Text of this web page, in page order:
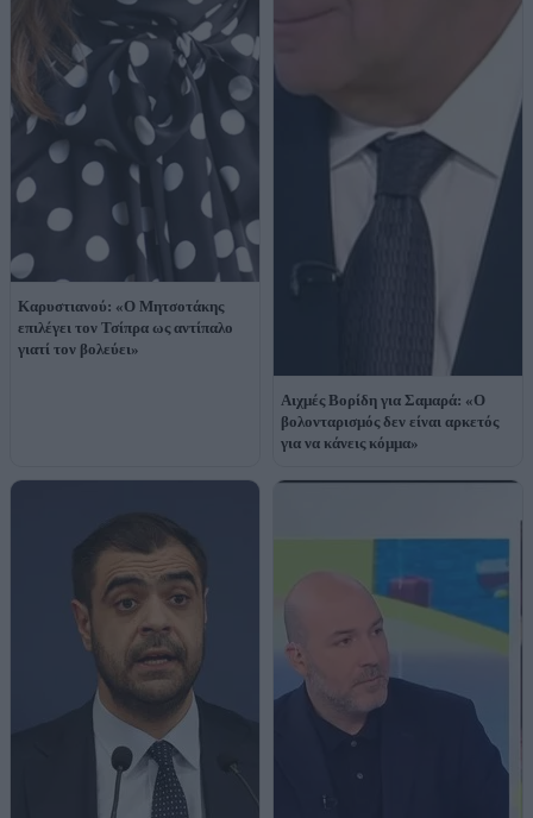
Καρυστιανού: «Ο Μητσοτάκης
επιλέγει τον Τσίπρα ως αντίπαλο
γιατί τον βολεύει»
Αιχμές Βορίδη για Σαμαρά: «Ο
βολονταρισμός δεν είναι αρκετός
για να κάνεις κόμμα»